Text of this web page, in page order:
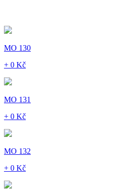
MO 130
+ 0 Kč
MO 131
+ 0 Kč
MO 132
+ 0 Kč